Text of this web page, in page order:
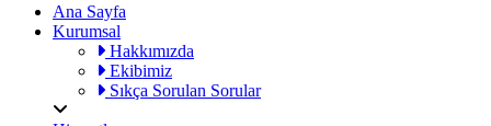
Ana Sayfa
Kurumsal
Hakkımızda
Ekibimiz
Sıkça Sorulan Sorular